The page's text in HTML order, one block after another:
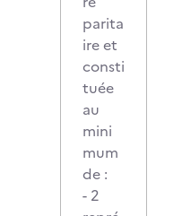
parita
ire et
consti
tuée
au
mini
mum
de :
- 2